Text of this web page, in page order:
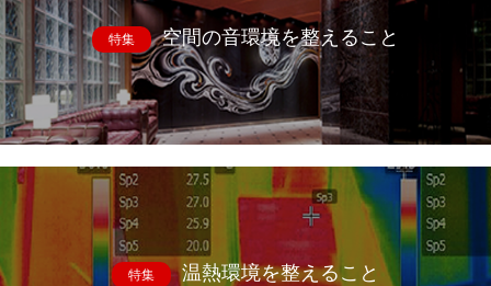
特集 空間の音環境を整えること
特集 温熱環境を整えること